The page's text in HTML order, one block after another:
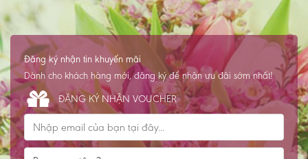
Đăng ký nhận tin khuyến mãi
Dành cho khách hàng mới, đăng ký để nhận ưu đãi sớm nhất!
ĐĂNG KÝ NHẬN VOUCHER